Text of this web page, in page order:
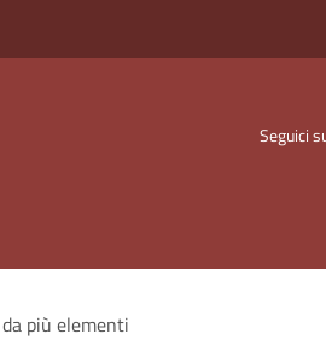
Seguici
più elementi